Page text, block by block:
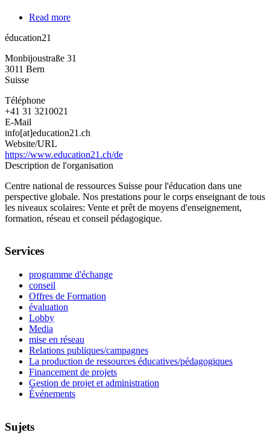
Read more
éducation21
Monbijoustraße 31
3011 Bern
Suisse
Téléphone
+41 31 3210021
E-Mail
info[at]education21.ch
Website/URL
https://www.education21.ch/de
Description de l'organisation
Centre national de ressources Suisse pour l'éducation dans une
perspective globale. Nos prestations pour le corps enseignant de tous
les niveaux scolaires: Vente et prêt de moyens d'enseignement,
formation, réseau et conseil pédagogique.
Services
programme d'échange
conseil
Offres de Formation
évaluation
Lobby
Media
mise en réseau
Relations publiques/campagnes
La production de ressources éducatives/pédagogiques
Financement de projets
Gestion de projet et administration
Événements
Sujets